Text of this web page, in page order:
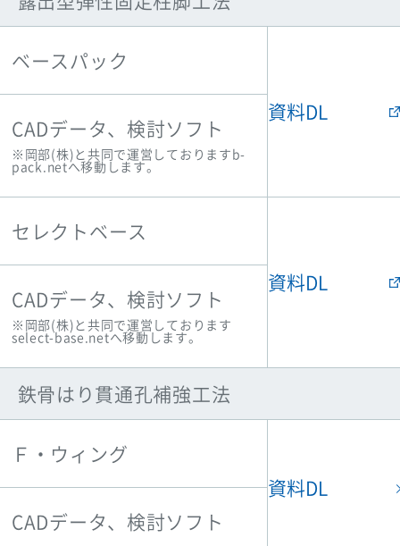
ベースパック
CADデータ、検討ソフト
※岡部(株)と共同で運営しておりますb-
pack.netへ移動します。
資料DL
セレクトベース
CADデータ、検討ソフト
※岡部(株)と共同で運営しております
select-base.netへ移動します。
資料DL
鉄骨はり貫通孔補強工法
Ｆ・ウィング
CADデータ、検討ソフト
資料DL